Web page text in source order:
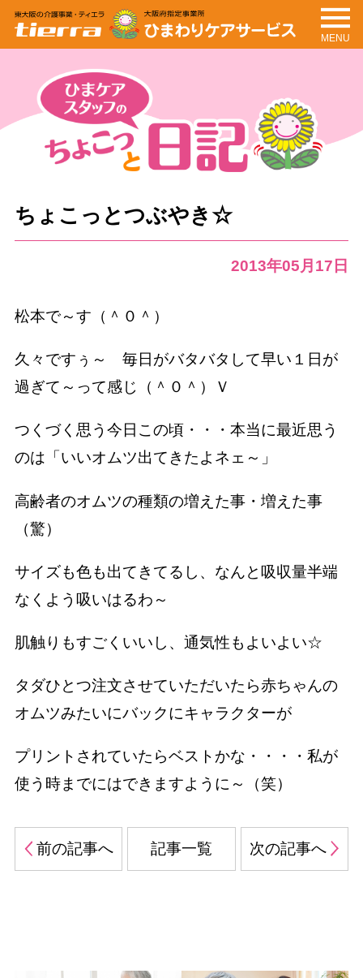
tierra
ひまわりケアサービ
ス
MENU
ちょこっとつぶやき☆
2013年05月17日
松本で～す（＾０＾）
久々ですぅ～ 毎日がバタバタして早い１日が
過ぎて～って感じ（＾０＾）Ｖ
つくづく思う今日この頃・・・本当に最近思う
のは「いいオムツ出てきたよネェ～」
高齢者のオムツの種類の増えた事・増えた事
（驚）
サイズも色も出てきてるし、なんと吸収量半端
なくよう吸いはるわ～
肌触りもすごくいいし、通気性もよいよい☆
タダひとつ注文させていただいたら赤ちゃんの
オムツみたいにバックにキャラクターが
プリントされていたらベストかな・・・・私が
使う時までにはできますように～（笑）
前の記事へ 次の記事へ
記事一覧